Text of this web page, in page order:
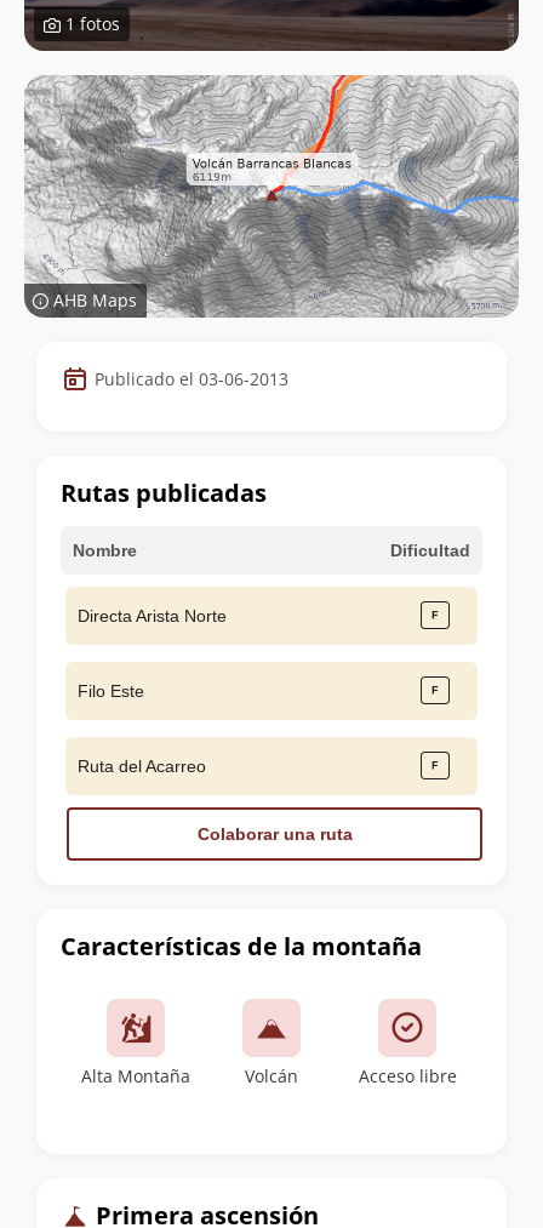
1 fotos
AHB Maps
Datos
de
cumbre
Publicado el 03-06-2013
Características de la montaña
Alta Montaña Volcán Acceso libre
Primera ascensión
Rutas publicadas
Nombre Dificultad
Directa Arista Norte
Filo Este
Ruta del Acarreo
Colaborar una ruta